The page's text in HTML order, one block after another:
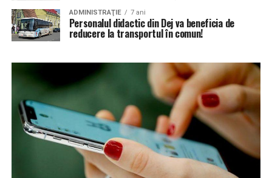
ADMINISTRAŢIE 7 ani
Personalul didactic din Dej va beneficia de
reducere la transportul în comun!